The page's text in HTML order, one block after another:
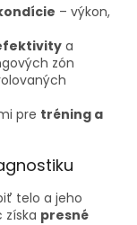
– výkon,
a
zón
pre tréning a
telo a jeho
získa presné